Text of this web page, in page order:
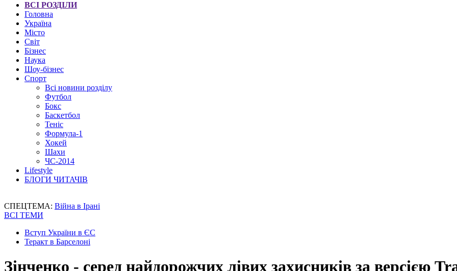
ВСІ РОЗДІЛИ
Головна
Україна
Місто
Світ
Бізнес
Наука
Шоу-бізнес
Спорт
Всі новини розділу
Футбол
Бокс
Баскетбол
Теніс
Формула-1
Хокей
Шахи
ЧС-2014
Lifestyle
БЛОГИ ЧИТАЧІВ
СПЕЦТЕМА: Війна в Ірані
ВСІ ТЕМИ
Вступ України в ЄС
Теракт в Барселоні
Зінченко - серед найдорожчих лівих захисників за версією